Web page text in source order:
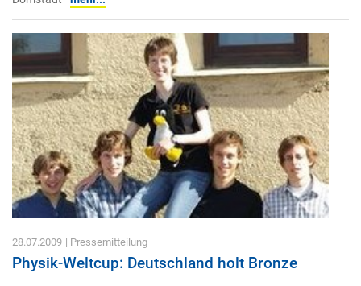
28.07.2009 | Pressemitteilung
Physik-Weltcup: Deutschland holt Bronze